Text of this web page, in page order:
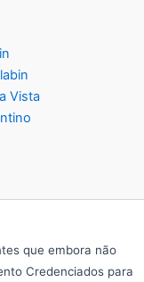
Vista
que embora não
Credenciados para